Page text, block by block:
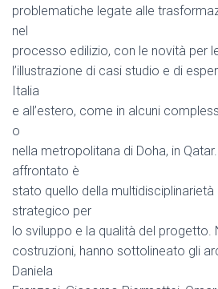
problematiche legate alle
nel
processo edilizio, con le novità per
l’illustrazione di casi studio e di
Italia
e all’estero, come in alcuni
o
nella metropolitana di Doha, in
affrontato è
stato quello della
strategico per
lo sviluppo e la qualità del progetto.
costruzioni, hanno sottolineato gli
Daniela